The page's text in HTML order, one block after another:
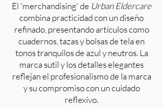
El 'merchandising' de Urban Eldercare
combina practicidad con un diseño
refinado, presentando artículos como
cuadernos, tazas y bolsas de tela en
tonos tranquilos de azul y neutros. La
marca sutil y los detalles elegantes
reflejan el profesionalismo de la marca
y su compromiso con un cuidado
reflexivo.